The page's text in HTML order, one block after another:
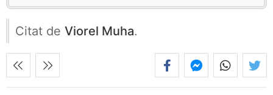
Citat de Viorel Muha.